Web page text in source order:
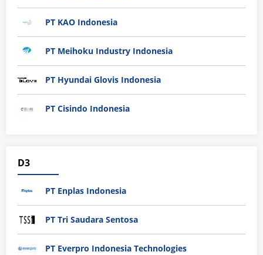
PT KAO Indonesia
PT Meihoku Industry Indonesia
PT Hyundai Glovis Indonesia
PT Cisindo Indonesia
D3
PT Enplas Indonesia
PT Tri Saudara Sentosa
PT Everpro Indonesia Technologies